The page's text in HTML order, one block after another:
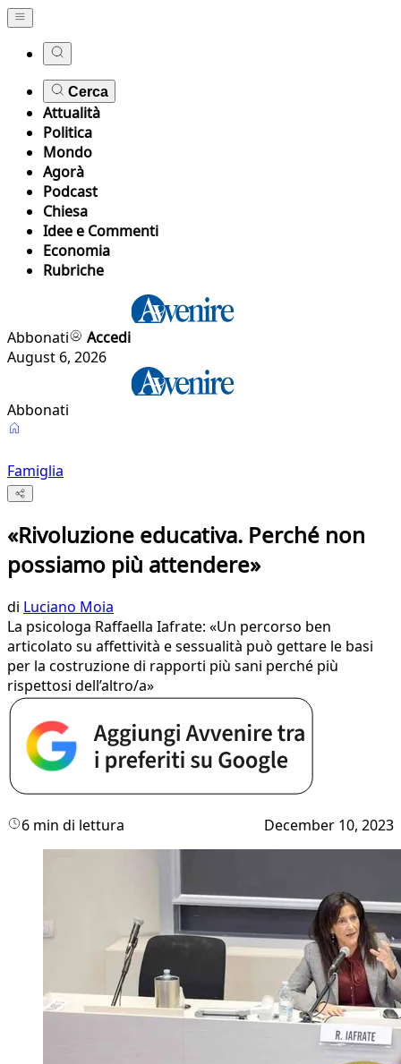
Cerca
Attualità
Politica
Mondo
Agorà
Podcast
Chiesa
Idee e Commenti
Economia
Rubriche
Abbonati
Accedi
August 6, 2026
Abbonati
Famiglia
«Rivoluzione educativa. Perché non
possiamo più attendere»
di Luciano Moia
La psicologa Raffaella Iafrate: «Un percorso ben
articolato su affettività e sessualità può gettare le basi
per la costruzione di rapporti più sani perché più
rispettosi dell’altro/a»
6 min di lettura December 10, 2023